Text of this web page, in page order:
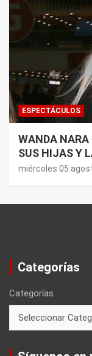
ESPECTÁCULOS
WANDA
SUS HIJAS Y
miércoles 05
Categorías
Categorías